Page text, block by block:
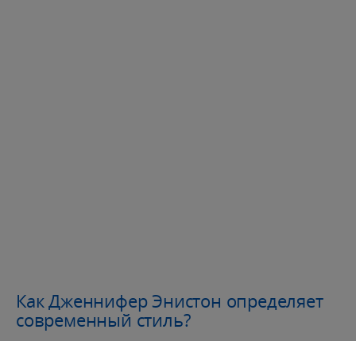
Как Дженнифер Энистон определяет
современный стиль?